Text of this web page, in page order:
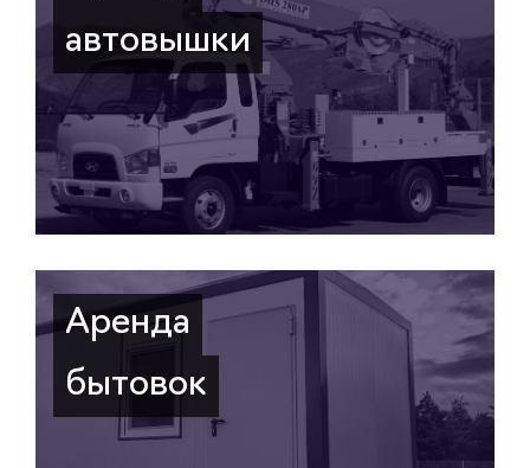
автовышки
Аренда
бытовок